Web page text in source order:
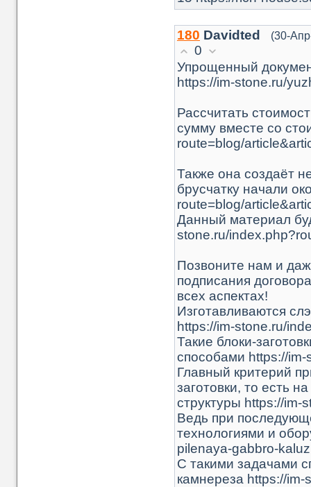
180 Davidted (30-
0
Упрощенный
https://im-stone.ru/
Рассчитать
сумму вместе со
route=blog/
Также она создаёт
брусчатку начали
route=blog/
Данный материал
stone.ru/
Позвоните нам и
подписания
всех аспектах!
Изготавливаются
https://im-stone.ru/
Такие блоки-
способами https://
Главный критерий
заготовки, то есть
структуры https://im-
Ведь при
технологиями и
pilenaya-gabbro-
С такими задачами
камнереза https://